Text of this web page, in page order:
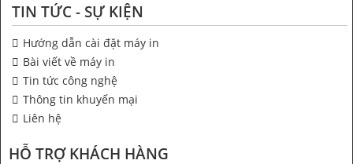
TIN TỨC - SỰ KIỆN
Hướng dẫn cài đặt máy in
Bài viết về máy in
Tin tức công nghệ
Thông tin khuyến mại
Liên hệ
HỖ TRỢ KHÁCH HÀNG